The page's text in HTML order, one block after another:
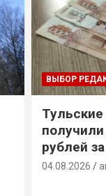
ВЫБОР
рублей
04.08.2026